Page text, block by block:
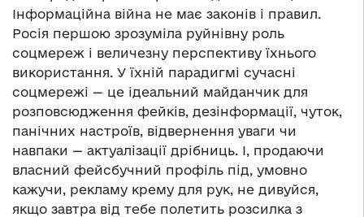
Інформаційна війна не має законів і правил.
Росія першою зрозуміла руйнівну роль
соцмереж і величезну перспективу їхнього
використання. У їхній парадигмі сучасні
соцмережі — це ідеальний майданчик для
розповсюдження фейків, дезінформації, чуток,
панічних настроїв, відвернення уваги чи
навпаки — актуалізації дрібниць. І, продаючи
власний фейсбучний профіль під, умовно
кажучи, рекламу крему для рук, не дивуйся,
якщо завтра від тебе полетить розсилка з